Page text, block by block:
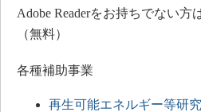
Adobe Readerをお持ちでない
（無料）
各種補助事業
再生可能エネルギー等研